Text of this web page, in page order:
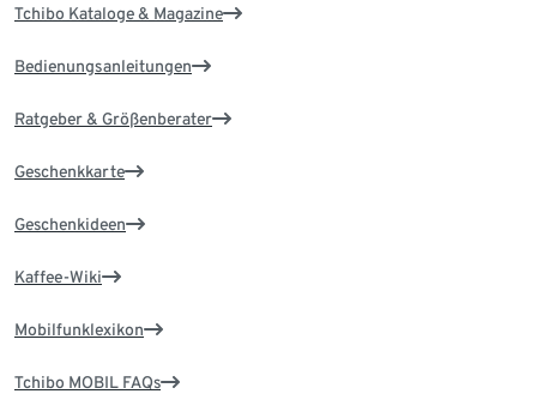
Tchibo Kataloge & Magazine
Bedienungsanleitungen
Ratgeber & Größenberater
Geschenkkarte
Geschenkideen
Kaffee-Wiki
Mobilfunklexikon
Tchibo MOBIL FAQs